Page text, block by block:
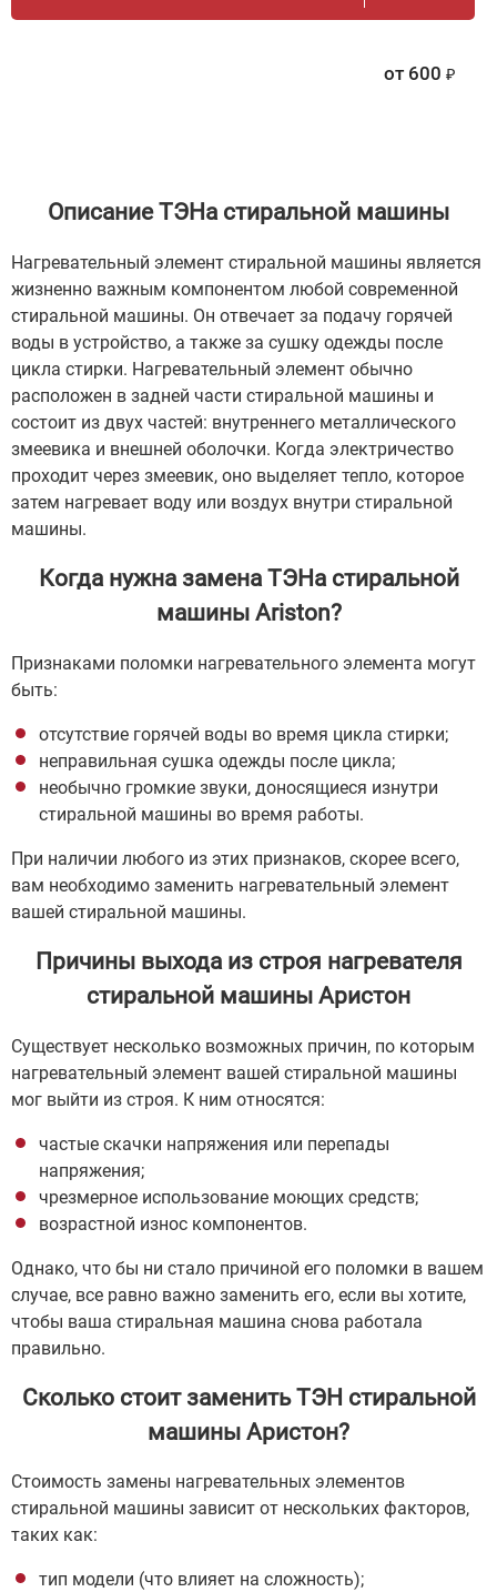
от 600
Описание ТЭНа стиральной машины
Нагревательный элемент стиральной машины является
жизненно важным компонентом любой современной
стиральной машины. Он отвечает за подачу горячей
воды в устройство, а также за сушку одежды после
цикла стирки. Нагревательный элемент обычно
расположен в задней части стиральной машины и
состоит из двух частей: внутреннего металлического
змеевика и внешней оболочки. Когда электричество
проходит через змеевик, оно выделяет тепло, которое
затем нагревает воду или воздух внутри стиральной
машины.
Когда нужна замена ТЭНа стиральной
машины Ariston?
Признаками поломки нагревательного элемента могут
быть:
отсутствие горячей воды во время цикла стирки;
неправильная сушка одежды после цикла;
необычно громкие звуки, доносящиеся изнутри
стиральной машины во время работы.
При наличии любого из этих признаков, скорее всего,
вам необходимо заменить нагревательный элемент
вашей стиральной машины.
Причины выхода из строя нагревателя
стиральной машины Аристон
Существует несколько возможных причин, по которым
нагревательный элемент вашей стиральной машины
мог выйти из строя. К ним относятся:
частые скачки напряжения или перепады
напряжения;
чрезмерное использование моющих средств;
возрастной износ компонентов.
Однако, что бы ни стало причиной его поломки в вашем
случае, все равно важно заменить его, если вы хотите,
чтобы ваша стиральная машина снова работала
правильно.
Сколько стоит заменить ТЭН стиральной
машины Аристон?
Стоимость замены нагревательных элементов
стиральной машины зависит от нескольких факторов,
таких как:
тип модели (что влияет на сложность);